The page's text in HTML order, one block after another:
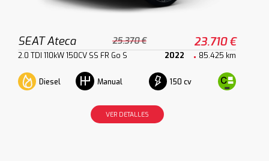
SEAT Ateca 25.370 € 23.710 €
2.0 TDI 110kW 150CV SS FR Go S 2022 85.425 km
Diesel Manual 150 cv
VER DETALLES